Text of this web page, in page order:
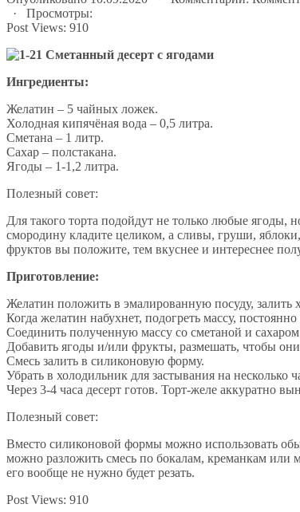
· Просмотры:
Post Views: 910
Ингредиенты:
Желатин – 5 чайных ложек.
Холодная кипячёная вода – 0,5 литра.
Сметана – 1 литр.
Сахар – полстакана.
Ягоды – 1-1,2 литра.
Полезный совет:
Для такого торта подойдут не только любые
смородину кладите целиком, а сливы, груши,
фруктов вы положите, тем вкуснее и интереснее
Приготовление:
Желатин положить в эмалированную посуду, залить
Когда желатин набухнет, подогреть массу,
Соединить полученную массу со сметаной и
Добавить ягоды и/или фрукты, размешать, чтобы
Смесь залить в силиконовую форму.
Убрать в холодильник для застывания на несколько
Через 3-4 часа десерт готов. Торт-желе аккуратно
Полезный совет:
Вместо силиконовой формы можно использовать
можно разложить смесь по бокалам, креманкам
его вообще не нужно будет резать.
Post Views: 910